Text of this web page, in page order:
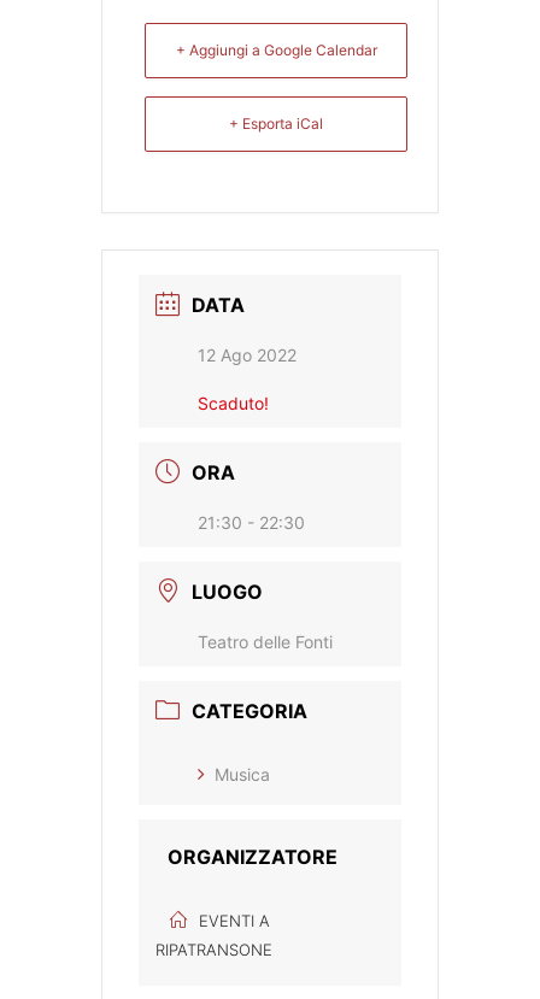
+ Aggiungi a Google Calendar
+ Esporta iCal
DATA
12 Ago 2022
Scaduto!
ORA
21:30 - 22:30
LUOGO
Teatro delle Fonti
CATEGORIA
Musica
ORGANIZZATORE
EVENTI A
RIPATRANSONE